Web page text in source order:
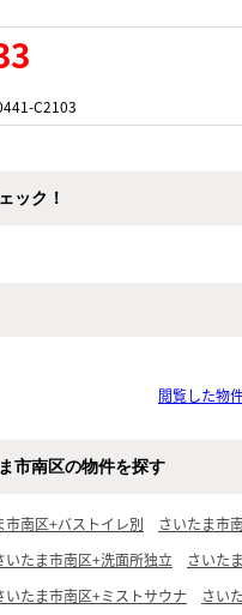
C2103
ック！
閲覧した物
市南区の物件を探す
市南区+バストイレ別 さいたま市
いたま市南区+洗面所独立 さいた
いたま市南区+ミストサウナ さい